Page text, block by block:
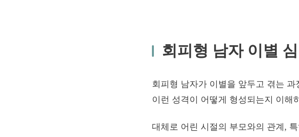
회피형 남자 이별
회피형 남자가 이별을 앞두고 겪는
이런 성격이 어떻게 형성되는지 이해
대체로 어린 시절의 부모와의 관계,